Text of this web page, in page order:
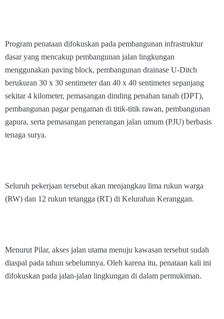
Program penataan difokuskan pada pembangunan infrastruktur
dasar yang mencakup pembangunan jalan lingkungan
menggunakan paving block, pembangunan drainase U-Ditch
berukuran 30 x 30 sentimeter dan 40 x 40 sentimeter sepanjang
sekitar 4 kilometer, pemasangan dinding penahan tanah (DPT),
pembangunan pagar pengaman di titik-titik rawan, pembangunan
gapura, serta pemasangan penerangan jalan umum (PJU) berbasis
tenaga surya.
Seluruh pekerjaan tersebut akan menjangkau lima rukun warga
(RW) dan 12 rukun tetangga (RT) di Kelurahan Keranggan.
Menurut Pilar, akses jalan utama menuju kawasan tersebut sudah
diaspal pada tahun sebelumnya. Oleh karena itu, penataan kali ini
difokuskan pada jalan-jalan lingkungan di dalam permukiman.